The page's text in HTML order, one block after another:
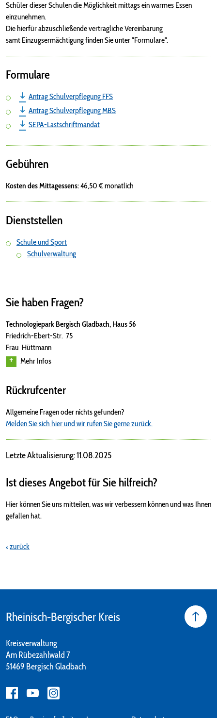
Schüler dieser Schulen die Möglichkeit mittags ein warmes Essen
einzunehmen.
Die hierfür abzuschließende vertragliche Vereinbarung
samt Einzugsermächtigung finden Sie unter "Formulare".
Formulare
Antrag Schulverpflegung FFS
Antrag Schulverpflegung MBS
SEPA-Lastschriftmandat
Gebühren
Kosten des Mittagessens:46,50 € monatlich
Dienststellen
Schule und Sport
Schulverwaltung
Sie haben Fragen?
Technologiepark Bergisch Gladbach, Haus 56
Friedrich-Ebert-Str. 75
Frau Hüttmann
Mehr Infos
Rückrufcenter
Allgemeine Fragen oder nichts gefunden?
Melden Sie sich hier und wir rufen Sie gerne zurück.
Letzte Aktualisierung: 11.08.2025
Ist dieses Angebot für Sie hilfreich?
Hier können Sie uns mitteilen, was wir verbessern können und was Ihnen
gefallen hat.
zurück
Rheinisch-Bergischer Kreis
Kreisverwaltung
Am Rübezahlwald 7
51469 Bergisch Gladbach